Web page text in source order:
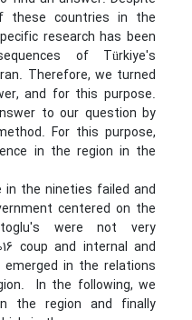
these countries in the
research has been
of Türkiye's
Therefore, we turned
and for this purpose.
to our question by
For this purpose,
in the region in the
in the nineties failed and
centered on the
were not very
coup and internal and
in the relations
In the following, we
the region and finally